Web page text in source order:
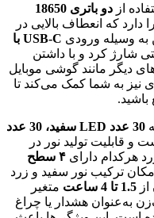
از
دو باتری 18650
را دارد که انعطاف بالایی در
به وسیله ورودی
USB-C با
شارژ کرد و با داشتن
دیگر مانند گوشی موبایل
نیز به شما کمک می‌کند تا
30 عدد LED سفید، 30 عدد
و قابلیت تولید نور در
هرکدام دارای
۴ سطح
ترکیب نور سفید و زرد
1.5 تا 4 ساعت
متغیر
به‌عنوان هشدار یا چراغ